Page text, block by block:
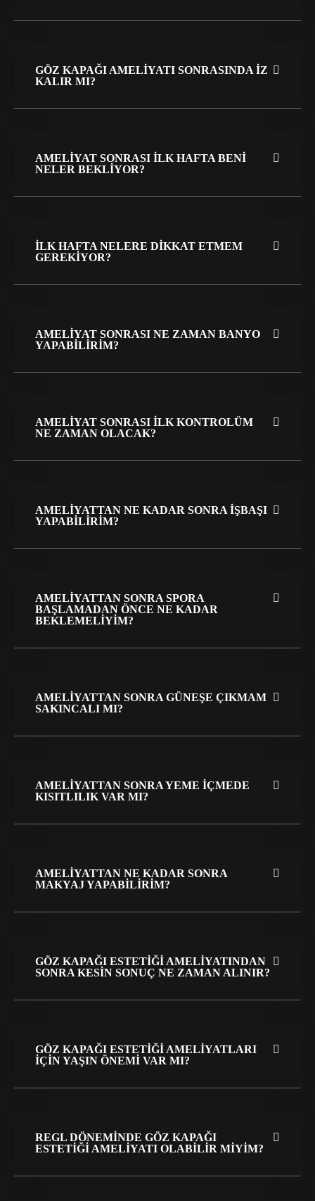
GÖZ KAPAĞI AMELIYATI SONRASINDA IZ
KALIR MI?
AMELIYAT SONRASI ILK HAFTA BENI
NELER BEKLIYOR?
İLK HAFTA NELERE DIKKAT ETMEM
GEREKIYOR?
AMELIYAT SONRASI NE ZAMAN BANYO
YAPABILIRIM?
AMELIYAT SONRASI ILK KONTROLÜM
NE ZAMAN OLACAK?
AMELIYATTAN NE KADAR SONRA IŞBAŞI
YAPABILIRIM?
AMELIYATTAN SONRA SPORA
BAŞLAMADAN ÖNCE NE KADAR
BEKLEMELIYIM?
AMELIYATTAN SONRA GÜNEŞE ÇIKMAM
SAKINCALI MI?
AMELIYATTAN SONRA YEME IÇMEDE
KISITLILIK VAR MI?
AMELIYATTAN NE KADAR SONRA
MAKYAJ YAPABILIRIM?
GÖZ KAPAĞI ESTETIĞI AMELIYATINDAN
SONRA KESIN SONUÇ NE ZAMAN ALINIR?
GÖZ KAPAĞI ESTETIĞI AMELIYATLARI
IÇIN YAŞIN ÖNEMI VAR MI?
REGL DÖNEMINDE GÖZ KAPAĞI
ESTETIĞI AMELIYATI OLABILIR MIYIM?